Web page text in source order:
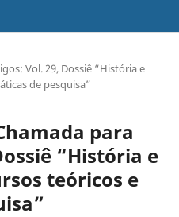
Vol. 29, Dossiê “História e
de pesquisa”
para
“História e
teóricos e